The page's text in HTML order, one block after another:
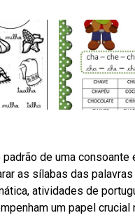
de uma consoante
as sílabas das
atividades de
um papel crucial